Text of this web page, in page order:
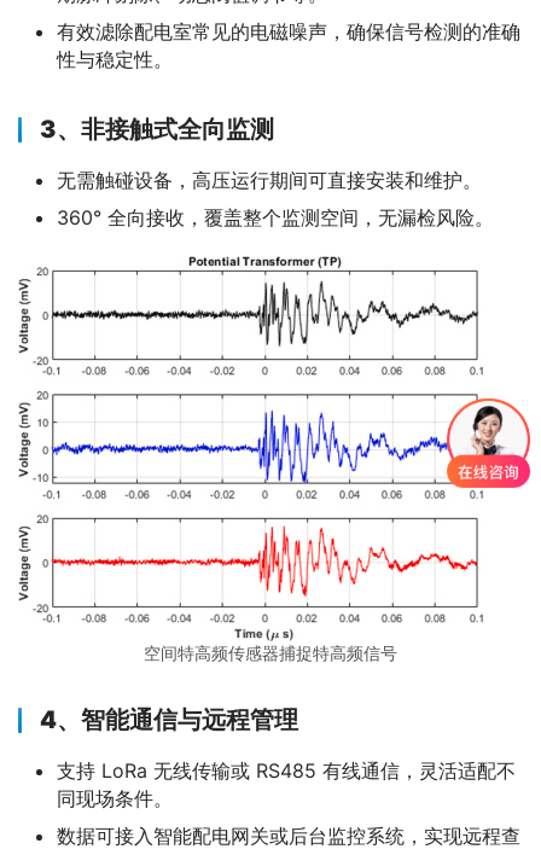
有效滤除配电室常见的电磁噪声，确保信号检测的准确
性与稳定性。
3、 非接触式全向监测
无需触碰设备，高压运行期间可直接安装和维护。
360° 全向接收，覆盖整个监测空间，无漏检风险。
空间特高频传感器捕捉特高频信号
4、 智能通信与远程管理
支持 LoRa 无线传输或 RS485 有线通信，灵活适配不
同现场条件。
数据可接入智能配电网关或后台监控系统，实现远程查